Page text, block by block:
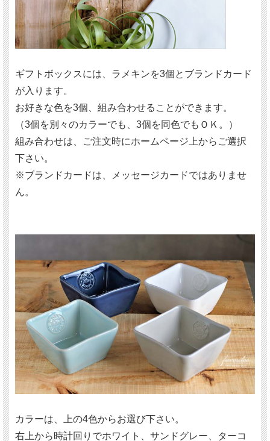
ギフトボックスには、ラメキンを3個とブランドカード
が入ります。
お好きな色を3個、組み合わせることができます。
（3個を別々のカラーでも、3個を同色でもＯＫ。）
組み合わせは、ご注文時にホームページ上からご選択
下さい。
※ブランドカードは、メッセージカードではありませ
ん。
カラーは、上の4色からお選び下さい。
右上から時計回りでホワイト、サンドグレー、ターコ